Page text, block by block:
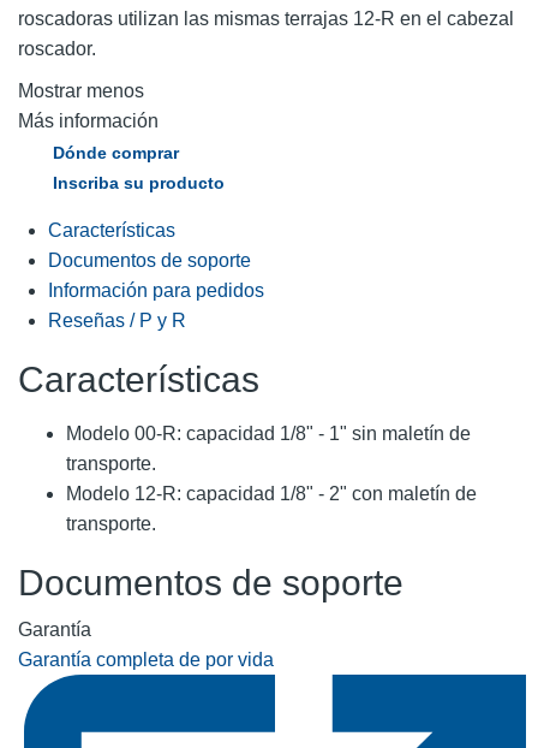
roscadoras utilizan las mismas terrajas 12-R en el cabezal
roscador.
Mostrar menos
Más información
Dónde comprar
Inscriba su producto
Características
Documentos de soporte
Información para pedidos
Reseñas / P y R
Características
Modelo 00-R: capacidad 1/8" - 1" sin maletín de
transporte.
Modelo 12-R: capacidad 1/8" - 2" con maletín de
transporte.
Documentos de soporte
Garantía
Garantía completa de por vida